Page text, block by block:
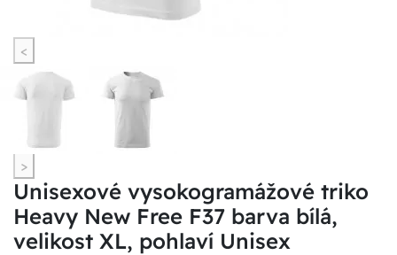
<
>
Unisexové vysokogramážové triko
Heavy New Free F37 barva bílá,
velikost XL, pohlaví Unisex